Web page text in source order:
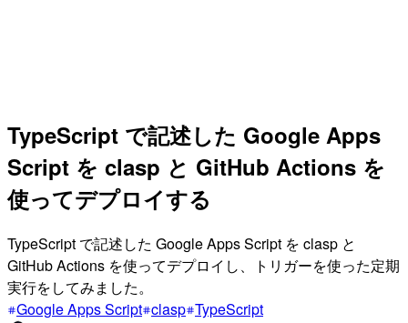
TypeScript で記述した Google Apps
Script を clasp と GitHub Actions を
使ってデプロイする
TypeScript で記述した Google Apps Script を clasp と
GitHub Actions を使ってデプロイし、トリガーを使った定期
実行をしてみました。
Google Apps Script clasp TypeScript